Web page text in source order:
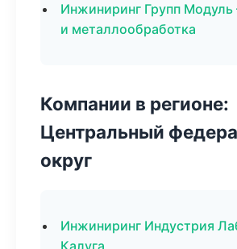
Инжиниринг Групп
и металлообработка
Компании в регионе:
Центральный
округ
Инжиниринг Индустрия
Калуга